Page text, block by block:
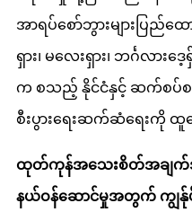
အာရပ်စော်ဘွားများပြည်ထေ
ရှား၊ မလေးရှား၊ ဘင်္ဂလားဒ
က စသည့် နိုင်ငံနှင့် ဆက်စပ်စ
စီးပွားရေးဆက်ဆံရေးကို
ထုတ်ကုန်အသေးစိတ်အချက်အ
နယ်ဝန်ဆောင်မှုအတွက် က